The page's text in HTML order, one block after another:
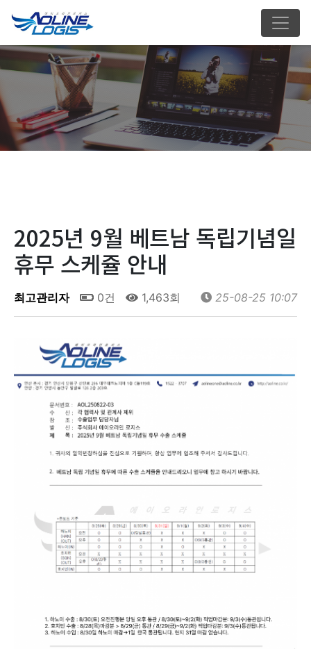
2025년 9월 베트남 독립기념일
휴무 스케쥴 안내
최고관리자 0건 1,463회 25-08-25 10:07